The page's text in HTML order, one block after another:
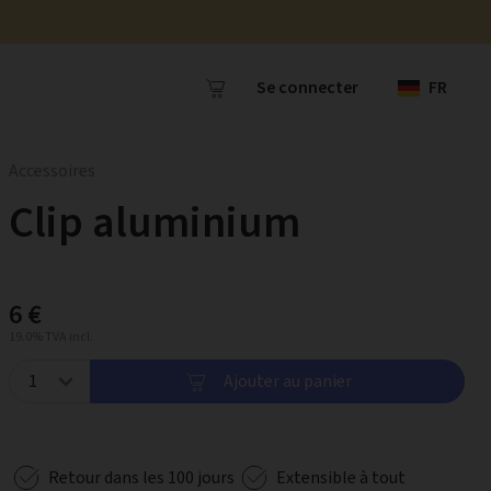
Se connecter FR
Clip aluminium
6 €
Ajouter au panier
Retour dans les 100 jours Extensible à tout